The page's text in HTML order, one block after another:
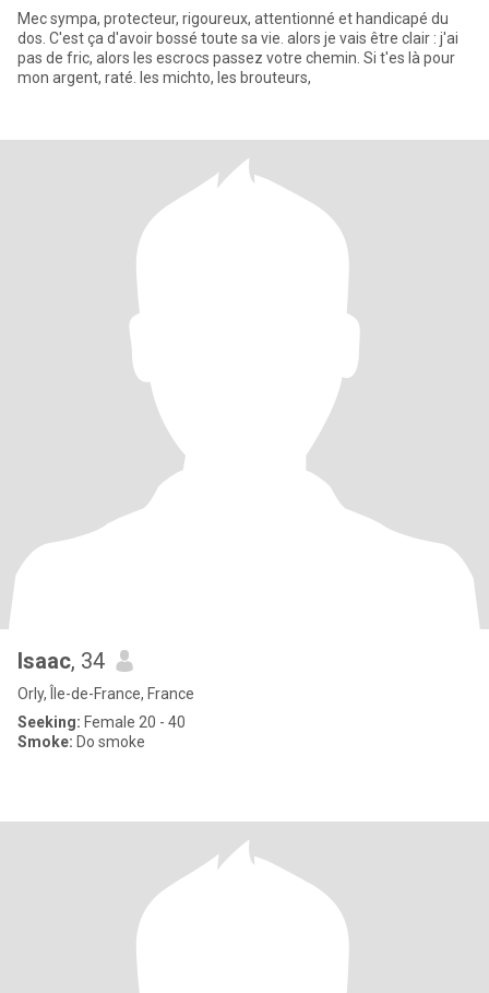
Mec sympa, protecteur, rigoureux, attentionné et handicapé du
dos. C'est ça d'avoir bossé toute sa vie. alors je vais être clair : j'ai
pas de fric, alors les escrocs passez votre chemin. Si t'es là pour
mon argent, raté. les michto, les brouteurs,
Isaac, 34
Orly, Île-de-France, France
Seeking: Female 20 - 40
Smoke: Do smoke